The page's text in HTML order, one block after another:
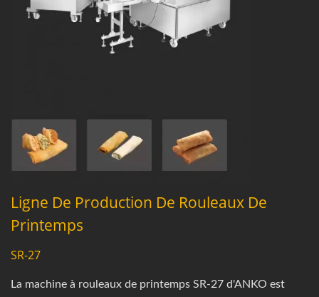
Ligne De Production De Rouleaux De
Printemps
SR-27
La machine à rouleaux de printemps SR-27 d'ANKO est